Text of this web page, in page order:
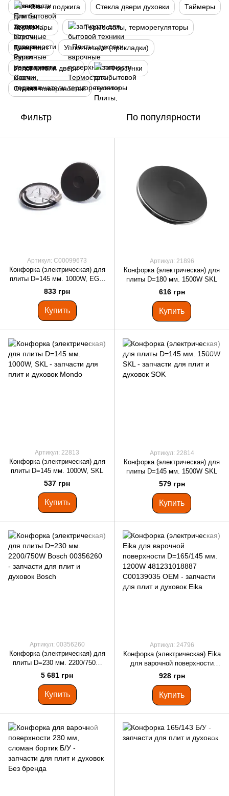
Свечи поджига Стекла двери духовки Таймеры
Термопары Термостаты, терморегуляторы
Тэны плит Уплотнители (прокладки)
Уплотнители двери Форсунки
Стекло поверхностей
Фильтр По популярности
Артикул: C00099673
Конфорка (электрическая) для
плиты D=145 мм. 1000W, EGO
C00143458 C00099673
833 грн
Купить
Артикул: 21896
Конфорка (электрическая) для
плиты D=180 мм. 1500W SKL
616 грн
Купить
Артикул: 22813
Конфорка (электрическая) для
плиты D=145 мм. 1000W, SKL
537 грн
Купить
Артикул: 22814
Конфорка (электрическая) для
плиты D=145 мм. 1500W SKL
579 грн
Купить
Артикул: 00356260
Конфорка (электрическая) для
плиты D=230 мм. 2200/750W
Bosch 00356260
5 681 грн
Купить
Артикул: 24796
Конфорка (электрическая) Eika
для варочной поверхности
D=165/145 мм. 1200W
481231018887 C00139035 OEM
928 грн
Купить